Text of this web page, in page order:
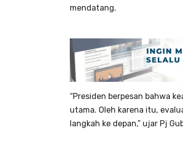
mendatang.
“Presiden berpesan bahwa
utama. Oleh karena itu,
langkah ke depan,” ujar Pj